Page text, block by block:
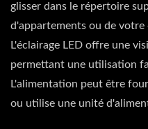
glisser dans le répertoire
d'appartements ou de votre
L'éclairage LED offre une
permettant une utilisation
L'alimentation peut être
ou utilise une unité